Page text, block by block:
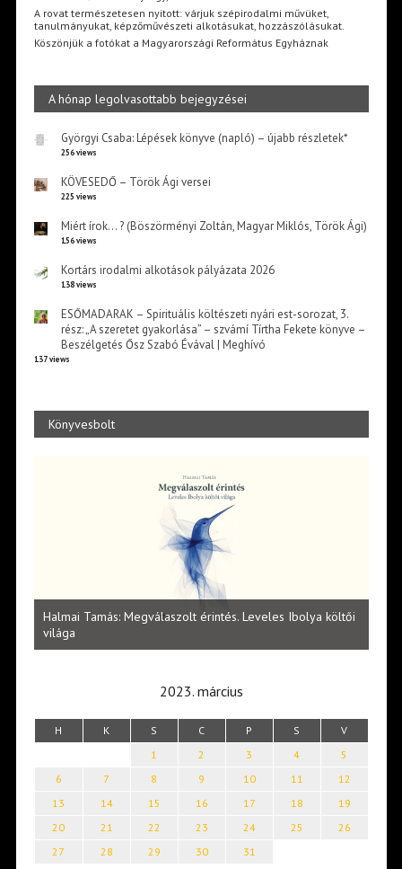
A rovat természetesen nyitott: várjuk szépirodalmi művüket,
tanulmányukat, képzőművészeti alkotásukat, hozzászólásukat.
Köszönjük a fotókat a Magyarországi Református Egyháznak
A hónap legolvasottabb bejegyzései
Györgyi Csaba: Lépések könyve (napló) – újabb részletek*
256 views
KÖVESEDŐ – Török Ági versei
225 views
Miért írok… ? (Böszörményi Zoltán, Magyar Miklós, Török Ági)
156 views
Kortárs irodalmi alkotások pályázata 2026
138 views
ESŐMADARAK – Spirituális költészeti nyári est-sorozat, 3.
rész: „A szeretet gyakorlása” – szvámí Tírtha Fekete könyve –
Beszélgetés Ősz Szabó Évával | Meghívó
137 views
Könyvesbolt
Halmai Tamás: Megválaszolt érintés. Leveles Ibolya költői
világa
2023. március
H K S C P S V
1 2 3 4
5
6
7 8 9 10 11
12
13
14 15 16 17 18
19
20
21 22 23 24 25
26
27
28 29 30 31